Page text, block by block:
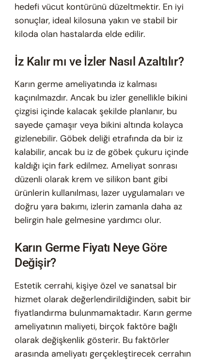
hedefi vücut kontürünü düzeltmektir. En iyi
sonuçlar, ideal kilosuna yakın ve stabil bir
kiloda olan hastalarda elde edilir.
İz Kalır mı ve İzler Nasıl Azaltılır?
Karın germe ameliyatında iz kalması
kaçınılmazdır. Ancak bu izler genellikle bikini
çizgisi içinde kalacak şekilde planlanır, bu
sayede çamaşır veya bikini altında kolayca
gizlenebilir. Göbek deliği etrafında da bir iz
kalabilir, ancak bu iz de göbek çukuru içinde
kaldığı için fark edilmez. Ameliyat sonrası
düzenli olarak krem ve silikon bant gibi
ürünlerin kullanılması, lazer uygulamaları ve
doğru yara bakımı, izlerin zamanla daha az
belirgin hale gelmesine yardımcı olur.
Karın Germe Fiyatı Neye Göre
Değişir?
Estetik cerrahi, kişiye özel ve sanatsal bir
hizmet olarak değerlendirildiğinden, sabit bir
fiyatlandırma bulunmamaktadır. Karın germe
ameliyatının maliyeti, birçok faktöre bağlı
olarak değişkenlik gösterir. Bu faktörler
arasında ameliyatı gerçekleştirecek cerrahın